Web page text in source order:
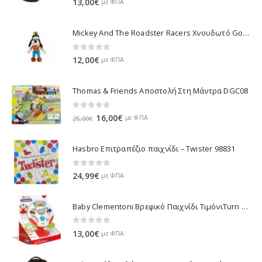
13,00€ με ΦΠΑ
Mickey And The Roadster Racers Χνουδωτό Goofy 25 εκ 1607-01691
0 out of 5
12,00€ με ΦΠΑ
Thomas & Friends Αποστολή Στη Μάντρα DGC08
out of 5
25,00€ Original
25,00€.
16,00€ Η
είναι:
με ΦΠΑ
Hasbro Επιτραπέζιο παιχνίδι – Twister 98831
24,99€ με ΦΠΑ
Baby Clementoni Βρεφικό Παιχνίδι ΤιμόνιΤurn Αnd Drive Activity Wheel - 1000-17241
13,00€ με ΦΠΑ